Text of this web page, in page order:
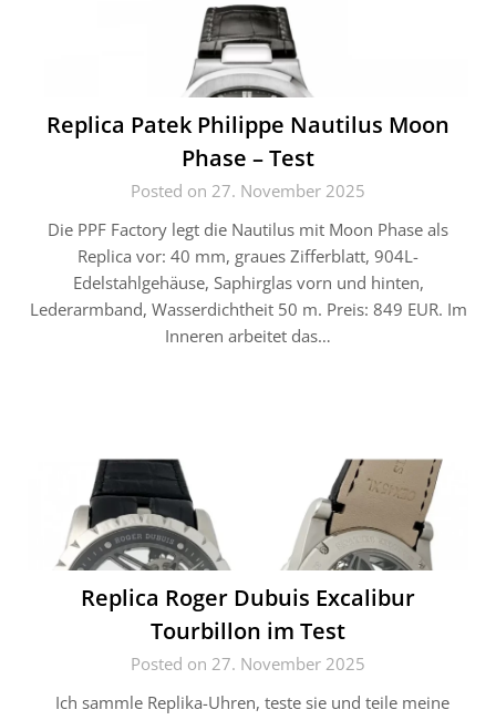
Replica Patek Philippe Nautilus Moon
Phase – Test
Posted on 27. November 2025
Die PPF Factory legt die Nautilus mit Moon Phase als
Replica vor: 40 mm, graues Zifferblatt, 904L-
Edelstahlgehäuse, Saphirglas vorn und hinten,
Lederarmband, Wasserdichtheit 50 m. Preis: 849 EUR. Im
Inneren arbeitet das…
Replica Roger Dubuis Excalibur
Tourbillon im Test
Posted on 27. November 2025
Ich sammle Replika-Uhren, teste sie und teile meine